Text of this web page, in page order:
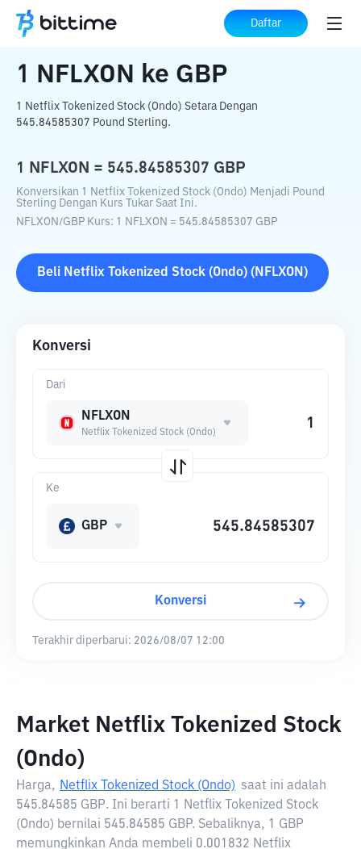
Daftar
Beranda Konverter Kripto NFLXON ke GBP
1 NFLXON ke GBP
1 Netflix Tokenized Stock (Ondo) Setara Dengan
545.84585307 Pound Sterling.
1 NFLXON = 545.84585307 GBP
Konversikan 1 Netflix Tokenized Stock (Ondo) Menjadi Pound
Sterling Dengan Kurs Tukar Saat Ini.
NFLXON/GBP Kurs: 1 NFLXON = 545.84585307 GBP
Beli Netflix Tokenized Stock (Ondo) ( NFLXON )
Konversi
Dari
NFLXON
Netflix Tokenized Stock (Ondo)
Ke
GBP
Konversi
Terakhir diperbarui: 2026/08/07 12:00
Market Netflix Tokenized Stock
(Ondo)
Harga, Netflix Tokenized Stock (Ondo) saat ini adalah
545.84585 GBP. Ini berarti 1 Netflix Tokenized Stock
(Ondo) bernilai 545.84585 GBP. Sebaliknya, 1 GBP
memungkinkan Anda membeli 0.001832 Netflix